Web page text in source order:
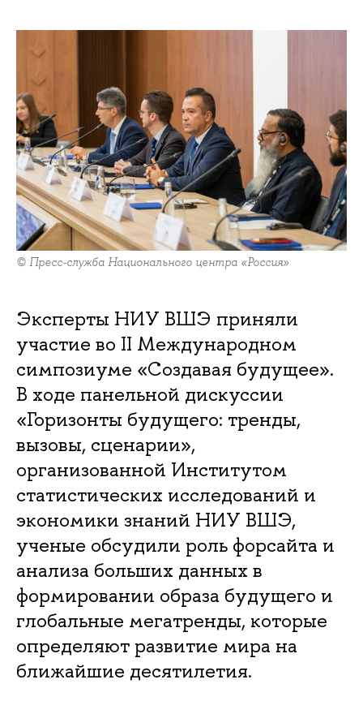
© Пресс-служба Национального центра «Россия»
Эксперты НИУ ВШЭ приняли
участие во II Международном
симпозиуме «Создавая будущее».
В ходе панельной дискуссии
«Горизонты будущего: тренды,
вызовы, сценарии»,
организованной Институтом
статистических исследований и
экономики знаний НИУ ВШЭ,
ученые обсудили роль форсайта и
анализа больших данных в
формировании образа будущего и
глобальные мегатренды, которые
определяют развитие мира на
ближайшие десятилетия.